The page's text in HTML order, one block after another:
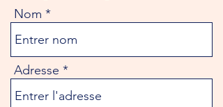
Nom
Adresse